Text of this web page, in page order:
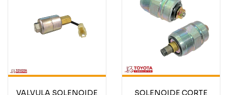
VALVULA SOLENOIDE
SOLENOIDE CORTE